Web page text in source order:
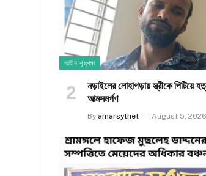
আইন-শৃঙ্খলা
নড়াইলের লোহাগড়ায় স্ত্রীকে পিটিয়ে
আত্মসমর্পণ
By amarsylhet August 5, 2026